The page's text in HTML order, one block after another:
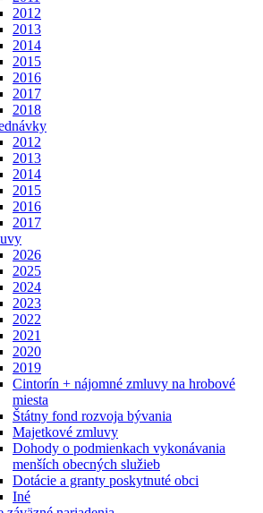
2012
2013
2014
2015
2016
2017
2018
2012
2013
2014
2015
2016
2017
2026
2025
2024
2023
2022
2021
2020
2019
Cintorín + nájomné zmluvy na hrobové
miesta
Štátny fond rozvoja bývania
Majetkové zmluvy
Dohody o podmienkach vykonávania
menších obecných služieb
Dotácie a granty poskytnuté obci
Iné